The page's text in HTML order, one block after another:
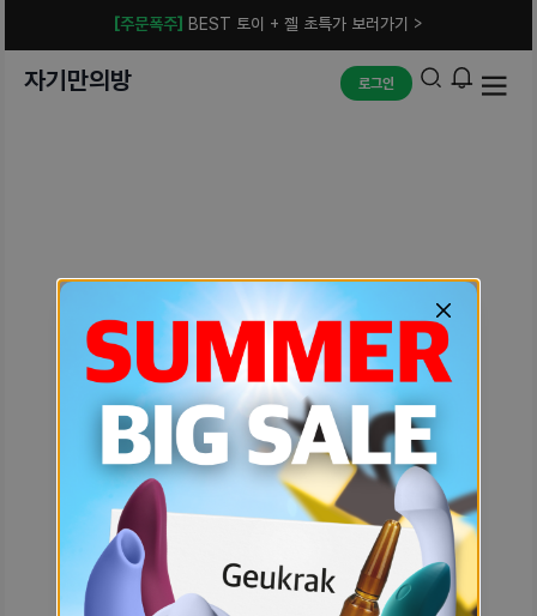
[주문폭주] BEST 토이 + 젤 초특가 보러가기 >
자기만의방 로그인
예상치 못한 에러입니다.